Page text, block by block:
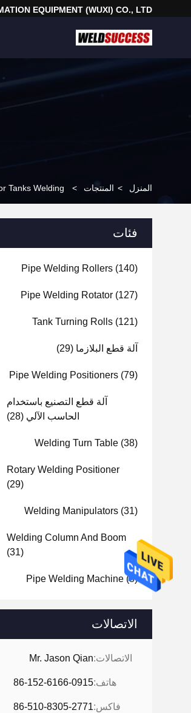
EQUIPMENT (WUXI) CO., LTD
المنزل > المنتجات >
Tanks Welding
فئات
Pipe Welding Rollers (140)
Pipe Welding Rotator (127)
Tank Turning Rolls (121)
آلة قطع البلازما (29)
Pipe Welding Positioners (79)
آلة قطع التصنيع باستخدام
الحاسب الآلي (28)
Welding Turn Table (38)
Rotary Welding Positioner
(29)
Welding Manipulators (31)
Welding Column And Boom
(31)
Pipe Welding Machine(8)
الاتصالات
الاتصالات:Mr. Jason Qian
هاتف:86-152-6166-0915
فاكس:86-510-8305-2771